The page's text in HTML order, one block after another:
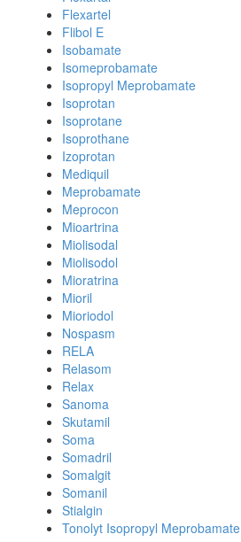
Flexartel
Flibol E
Isobamate
Isomeprobamate
Isopropyl Meprobamate
Isoprotan
Isoprotane
Isoprothane
Izoprotan
Mediquil
Meprobamate
Meprocon
Mioartrina
Miolisodal
Miolisodol
Mioratrina
Mioril
Mioriodol
Nospasm
RELA
Relasom
Relax
Sanoma
Skutamil
Soma
Somadril
Somalgit
Somanil
Stialgin
Tonolyt Isopropyl Meprobamate